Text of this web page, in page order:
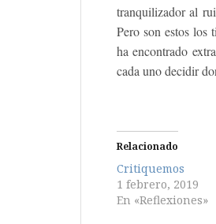
tranquilizador al
Pero son estos los
ha encontrado
cada uno decidir
Relacionado
Critiquemos
1 febrero, 2019
En «Reflexiones»